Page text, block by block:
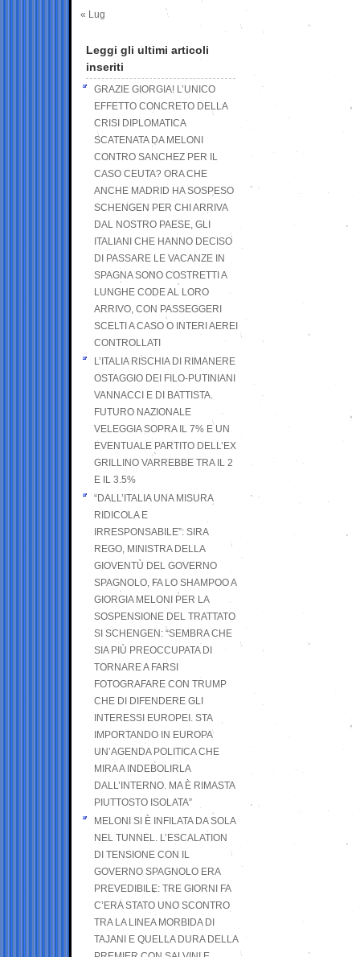
« Lug
Leggi gli ultimi articoli
inseriti
GRAZIE GIORGIA! L’UNICO
EFFETTO CONCRETO DELLA
CRISI DIPLOMATICA
SCATENATA DA MELONI
CONTRO SANCHEZ PER IL
CASO CEUTA? ORA CHE
ANCHE MADRID HA SOSPESO
SCHENGEN PER CHI ARRIVA
DAL NOSTRO PAESE, GLI
ITALIANI CHE HANNO DECISO
DI PASSARE LE VACANZE IN
SPAGNA SONO COSTRETTI A
LUNGHE CODE AL LORO
ARRIVO, CON PASSEGGERI
SCELTI A CASO O INTERI AEREI
CONTROLLATI
L’ITALIA RISCHIA DI RIMANERE
OSTAGGIO DEI FILO-PUTINIANI
VANNACCI E DI BATTISTA.
FUTURO NAZIONALE
VELEGGIA SOPRA IL 7% E UN
EVENTUALE PARTITO DELL’EX
GRILLINO VARREBBE TRA IL 2
E IL 3.5%
“DALL’ITALIA UNA MISURA
RIDICOLA E
IRRESPONSABILE”: SIRA
REGO, MINISTRA DELLA
GIOVENTÙ DEL GOVERNO
SPAGNOLO, FA LO SHAMPOO A
GIORGIA MELONI PER LA
SOSPENSIONE DEL TRATTATO
SI SCHENGEN: “SEMBRA CHE
SIA PIÙ PREOCCUPATA DI
TORNARE A FARSI
FOTOGRAFARE CON TRUMP
CHE DI DIFENDERE GLI
INTERESSI EUROPEI. STA
IMPORTANDO IN EUROPA
UN’AGENDA POLITICA CHE
MIRA A INDEBOLIRLA
DALL’INTERNO. MA È RIMASTA
PIUTTOSTO ISOLATA”
MELONI SI È INFILATA DA SOLA
NEL TUNNEL. L’ESCALATION
DI TENSIONE CON IL
GOVERNO SPAGNOLO ERA
PREVEDIBILE: TRE GIORNI FA
C’ERA STATO UNO SCONTRO
TRA LA LINEA MORBIDA DI
TAJANI E QUELLA DURA DELLA